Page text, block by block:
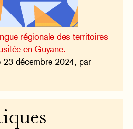
régionale des territoires
en Guyane.
23 décembre 2024, par